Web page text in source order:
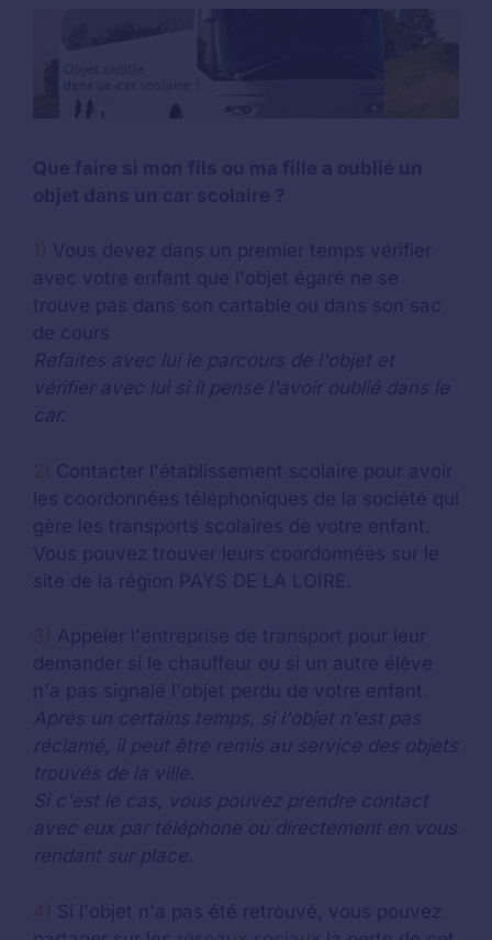
Vous devez dans un premier temps vérifier
avec votre enfant que l'objet égaré ne se
trouve pas dans son cartable ou dans son sac
de cours
Refaites avec lui le parcours de l'objet et
vérifier avec lui si il pense l'avoir oublié dans le
car.
2) Contacter l'établissement scolaire pour avoir
les coordonnées téléphoniques de la société qui
gère les transports scolaires de votre enfant.
Vous pouvez trouver leurs coordonnées sur le
site de la région PAYS DE LA LOIRE.
3) Appeler l'entreprise de transport pour leur
demander si le chauffeur ou si un autre élève
n'a pas signalé l'objet perdu de votre enfant.
Après un certains temps, si l'objet n'est pas
réclamé, il peut être remis au service des objets
trouvés de la ville.
Si c'est le cas, vous pouvez prendre contact
avec eux par téléphone ou directement en vous
rendant sur place.
4) Si l'objet n'a pas été retrouvé, vous pouvez